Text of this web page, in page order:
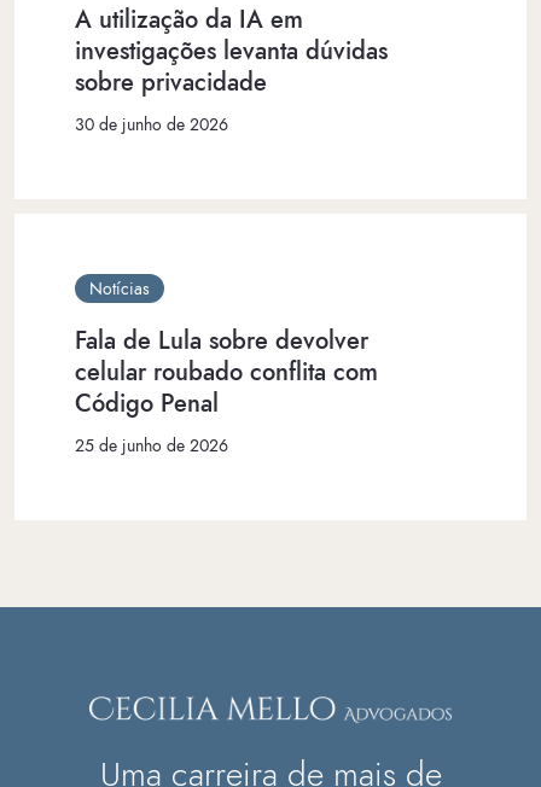
A utilização da IA em
investigações levanta dúvidas
sobre privacidade
30 de junho de 2026
Notícias
Fala de Lula sobre devolver
celular roubado conflita com
Código Penal
25 de junho de 2026
Uma carreira de mais de